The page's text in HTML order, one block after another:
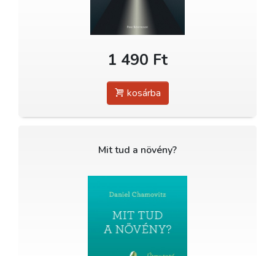
1 490 Ft
kosárba
Mit tud a növény?